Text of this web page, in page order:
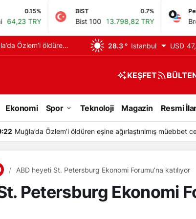
BIST
Bist 100 13.798,82 TRY
Petrol
Brent Petrol
milli futbolcu Serdar 28.3 ° Istanbul USD
KEŞFET
Ekonomi Spor Teknoloji Magazin Resmi
Eski milli futbolcu Serdar Aziz’in babası hayatını kaybetti
ABD heyeti St. Petersburg Ekonomi Forumu’na katılıyor
Petersburg Ekonomi